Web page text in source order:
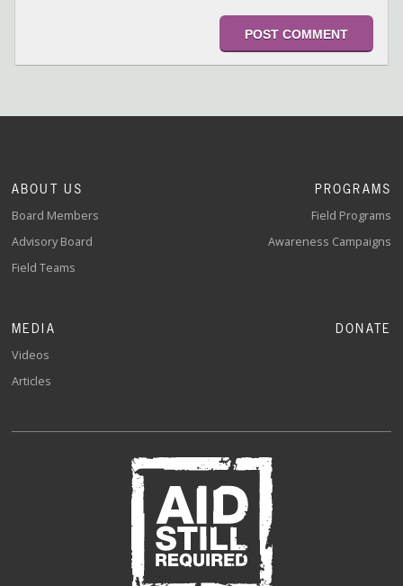
ABOUT US
Board Members
Advisory Board
Field Teams
PROGRAMS
Field Programs
Awareness Campaigns
MEDIA
Videos
Articles
DONATE